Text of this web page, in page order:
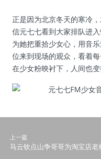
正是因为北京冬天的寒冷
信元七七看到大家排队进
为她把重拾少女心，用音
位来到现场的观众，看着
在少女粉映衬下，人间也变
上一篇
马云钦点山争哥哥为淘宝店